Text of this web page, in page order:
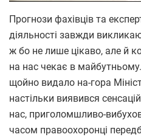
Прогнози фахівців та
діяльності завжди
ж бо не лише цікаво, але й
на нас чекає в
щойно видало на-гора
настільки виявився
нас, приголомшливо-
часом правоохоронці